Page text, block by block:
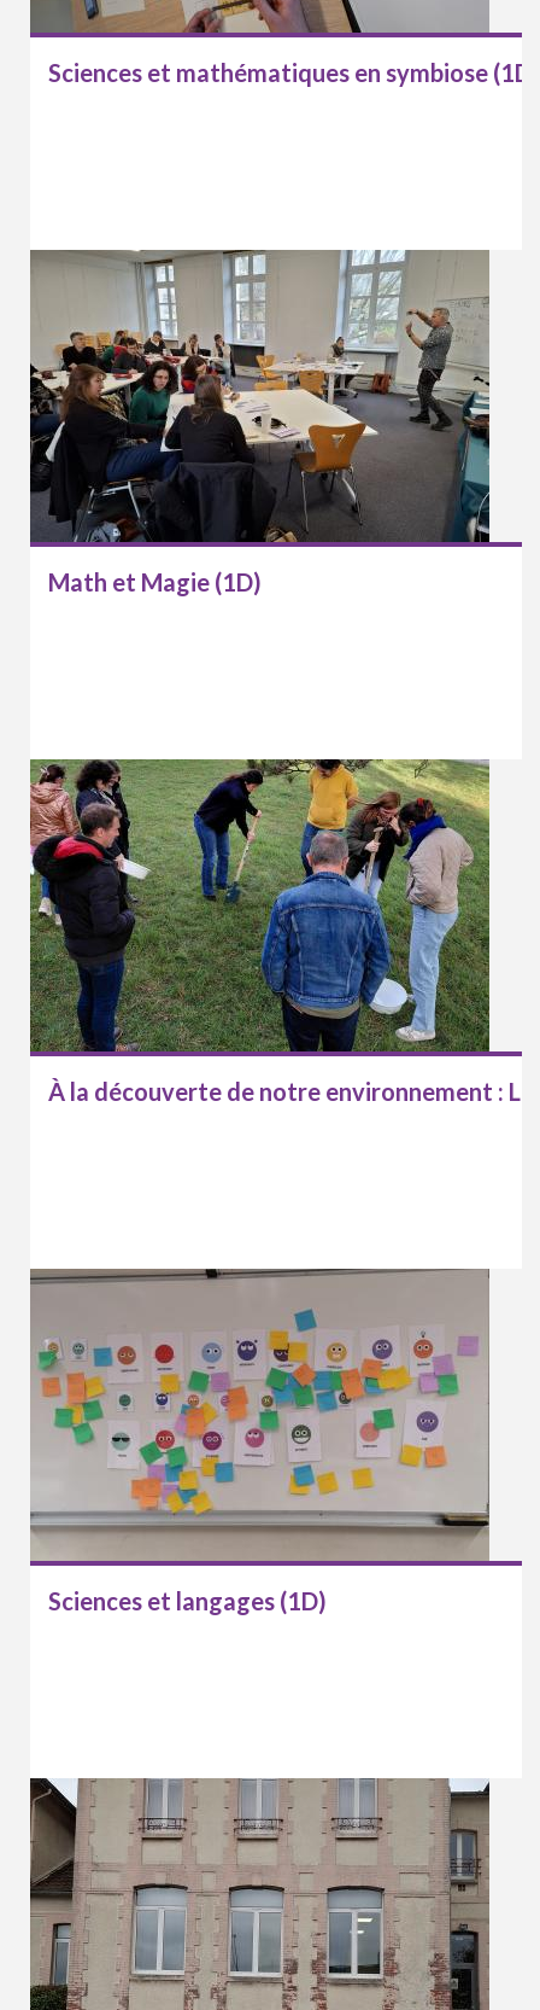
Sciences et mathématiques en symbiose (1D)
Math et Magie (1D)
À la découverte de notre environnement :
Sciences et langages (1D)